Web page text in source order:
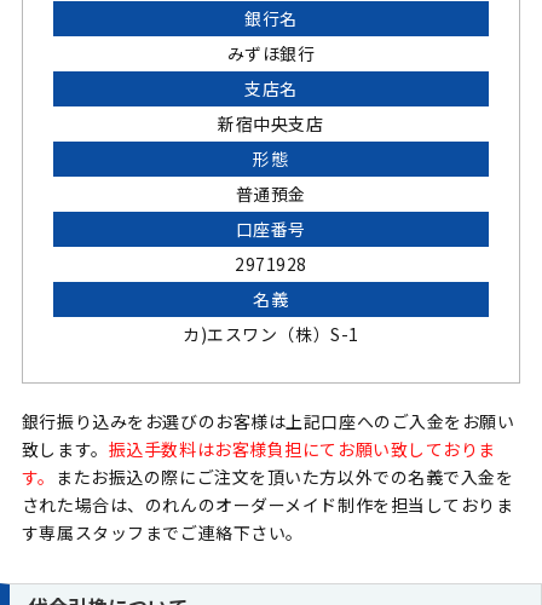
銀行名
みずほ銀行
支店名
新宿中央支店
形態
普通預金
口座番号
2971928
名義
カ)エスワン（株）S-1
銀行振り込みをお選びのお客様は上記口座へのご入金をお願い
致します。 振込手数料はお客様負担にてお願い致しておりま
す。 またお振込の際にご注文を頂いた方以外での名義で入金を
された場合は、のれんのオーダーメイド制作を担当しておりま
す専属スタッフまでご連絡下さい。